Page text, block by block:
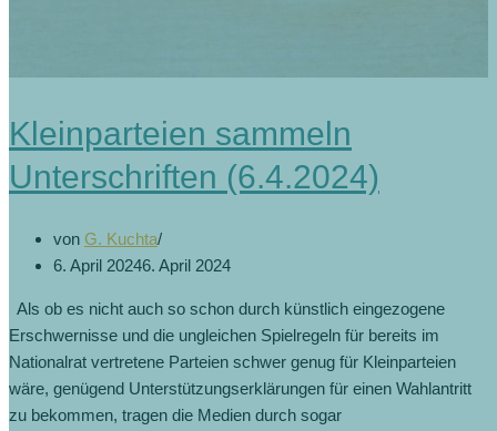
Kleinparteien sammeln
Unterschriften (6.4.2024)
von G. Kuchta
6. April 20246. April 2024
Als ob es nicht auch so schon durch künstlich eingezogene
Erschwernisse und die ungleichen Spielregeln für bereits im
Nationalrat vertretene Parteien schwer genug für Kleinparteien
wäre, genügend Unterstützungserklärungen für einen Wahlantritt
zu bekommen, tragen die Medien durch sogar